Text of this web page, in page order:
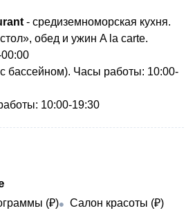
- средиземноморская кухня.
обед и ужин A la carte.
бассейном). Часы работы: 10:00-
10:00-19:30
(₽) Салон красоты (₽)